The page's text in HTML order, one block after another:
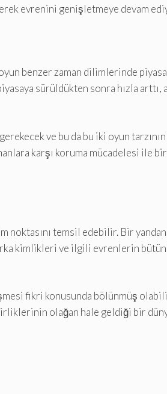
evrenini genişletmeye devam
benzer zaman dilimlerinde
sürüldükten sonra hızla arttı,
ve bu da bu iki oyun
karşı koruma mücadelesi ile
temsil edebilir. Bir
kimlikleri ve ilgili evrenlerin
fikri konusunda bölünmüş
olağan hale geldiği bir